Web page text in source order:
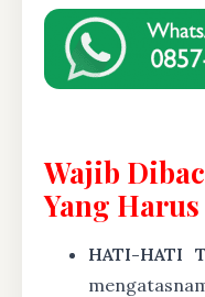
Wajib
Yang
HATI-HATI